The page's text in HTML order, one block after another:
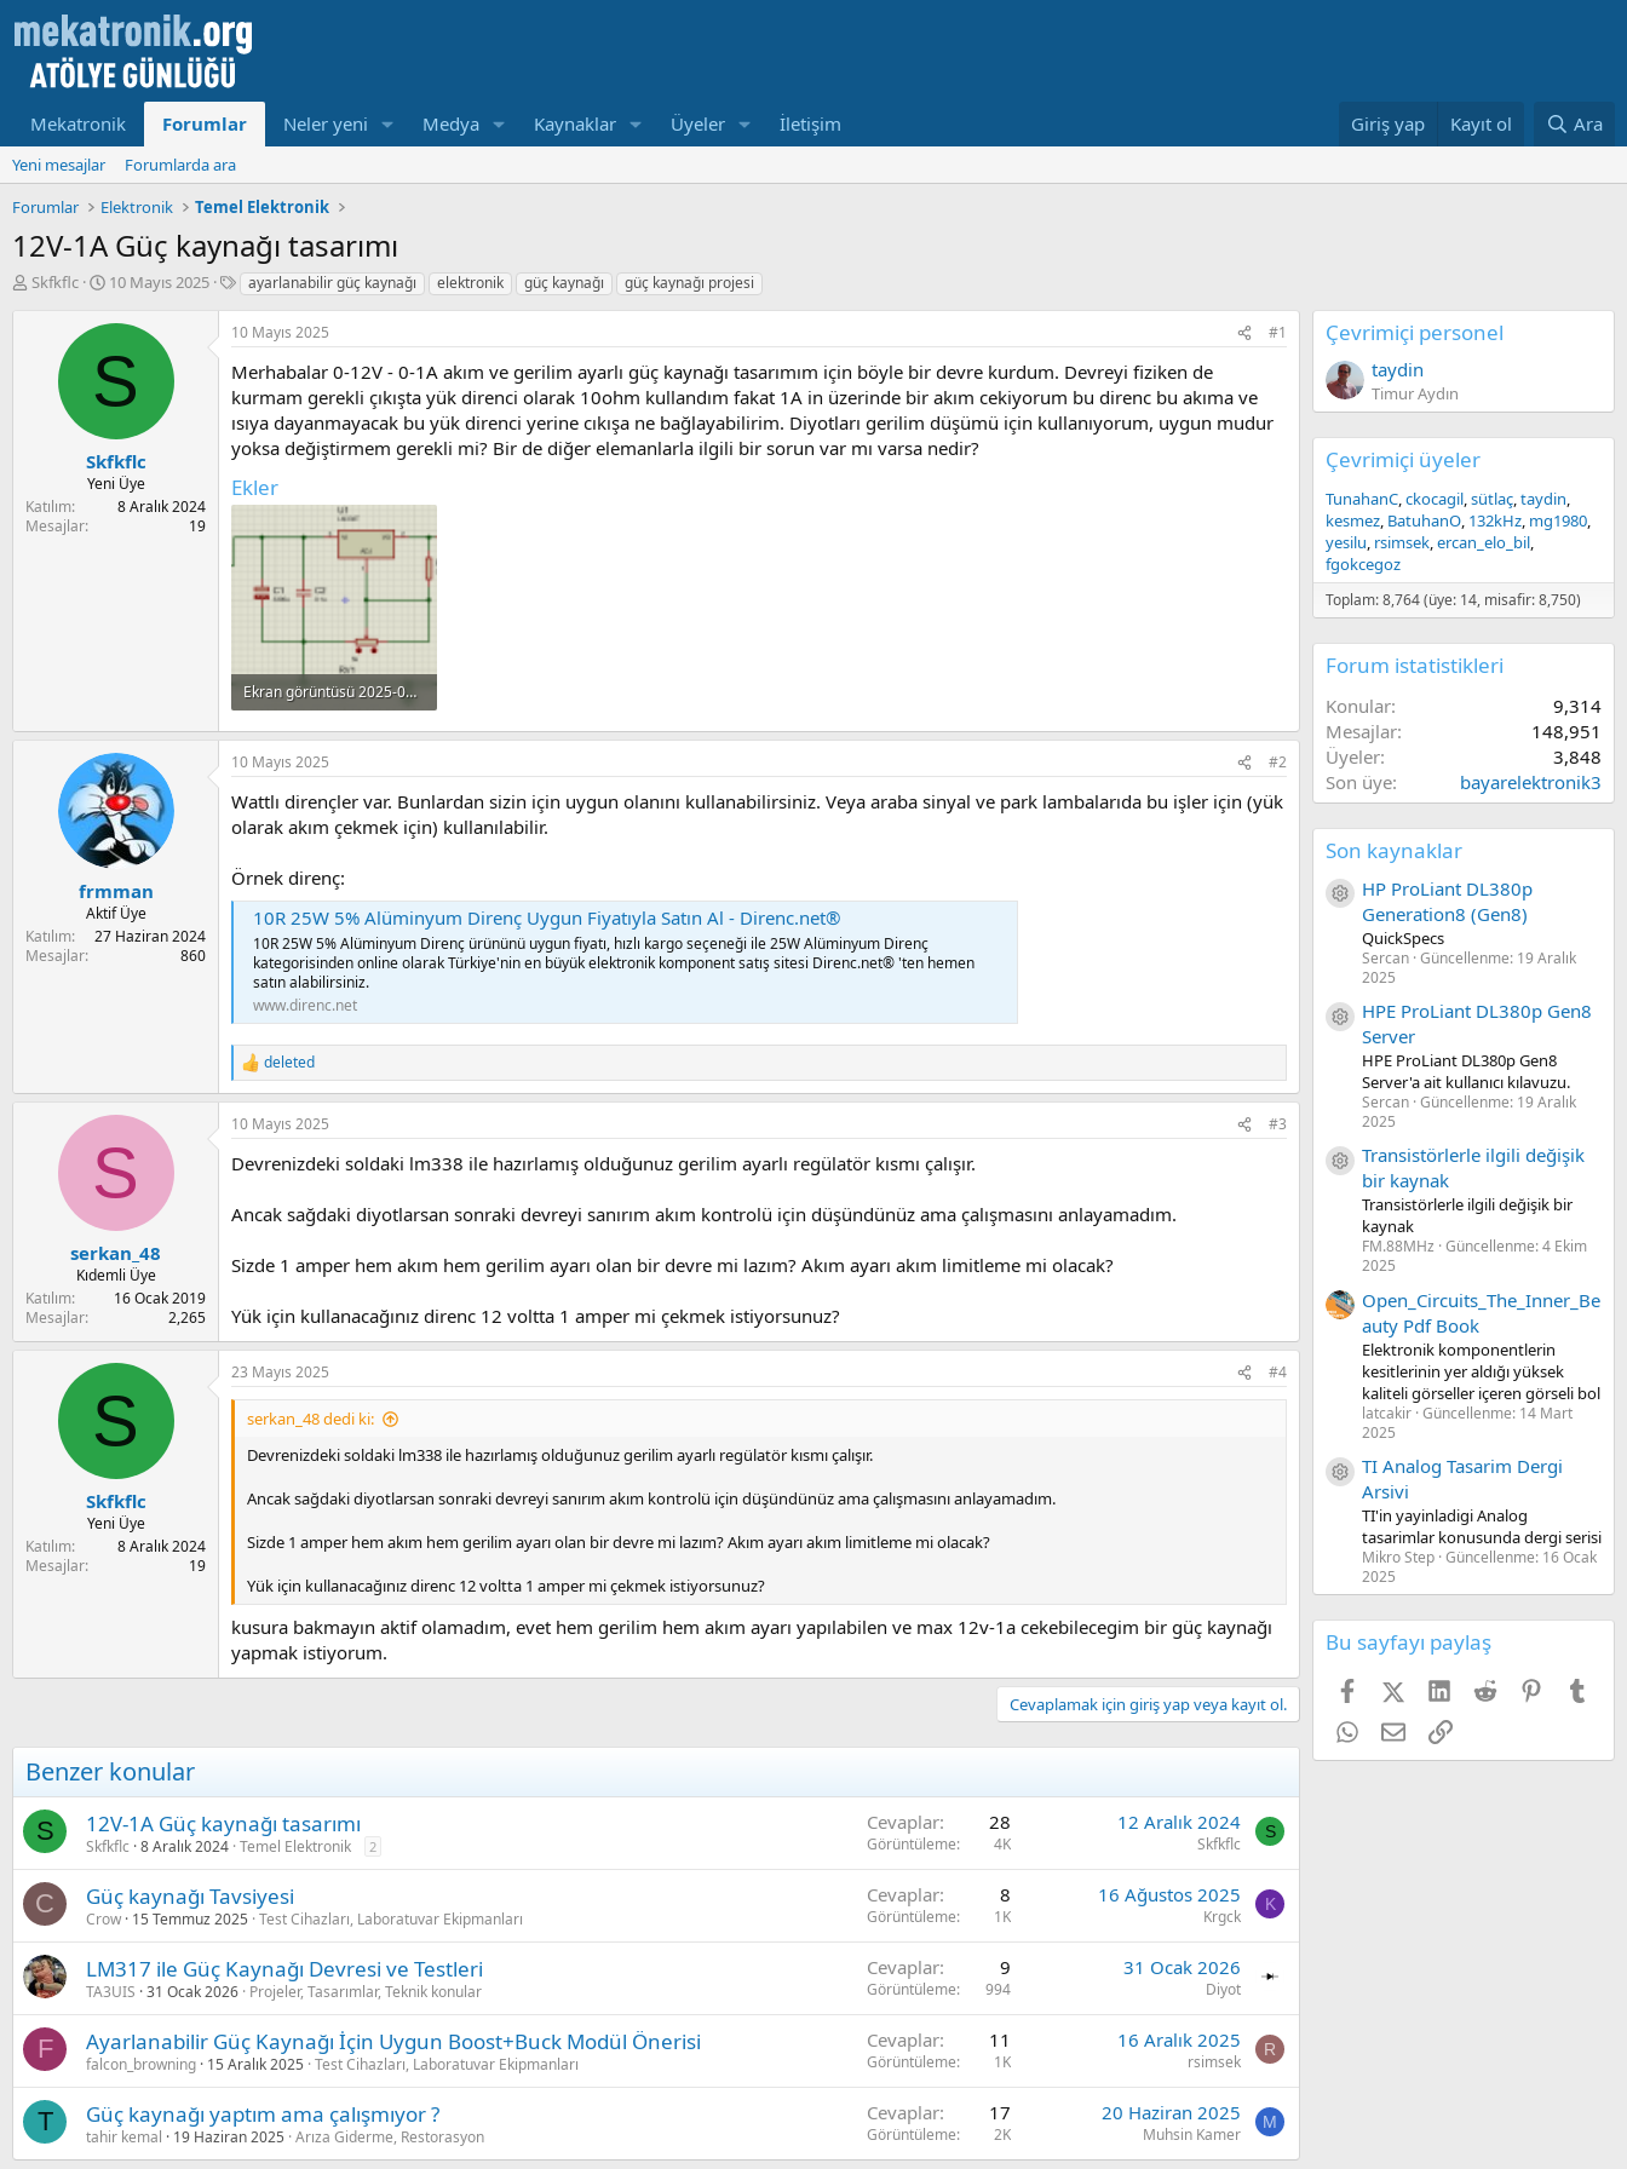
Mekatronik Forumlar Neler yeni Medya Kaynaklar Üyeler İletişim Giriş yap Kayıt ol Ara
Yeni mesajlar
Forumlarda ara
Forumlar
Elektronik Temel Elektronik
12V-1A Güç kaynağı tasarımı
K
a
t
Skfkflc
B
ş
a
m
a
t
a
r
10 Mayıs 2025
E
i
k
e
t
l
e
r
ayarlanabilir güç kaynağı elektronik güç kaynağı güç kaynağı projesi
S
Skfkflc
Yeni Üye
Katılım
8 Aralık 2024
Mesajlar
19
10 Mayıs 2025 #1
Merhabalar 0-12V - 0-1A akım ve gerilim ayarlı güç kaynağı tasarımım için böyle bir devre kurdum. Devreyi fiziken de
kurmam gerekli çıkışta yük direnci olarak 10ohm kullandım fakat 1A in üzerinde bir akım cekiyorum bu direnc bu akıma ve
ısıya dayanmayacak bu yük direnci yerine cıkışa ne bağlayabilirim. Diyotları gerilim düşümü için kullanıyorum, uygun mudur
yoksa değiştirmem gerekli mi? Bir de diğer elemanlarla ilgili bir sorun var mı varsa nedir?
Ekler
Ekran görüntüsü 2025-05-10 152055.png
44.8 KB · Görüntüleme: 209
frmman
Aktif Üye
Katılım
27 Haziran 2024
Mesajlar
860
10 Mayıs 2025 #2
Wattlı dirençler var. Bunlardan sizin için uygun olanını kullanabilirsiniz. Veya araba sinyal ve park lambalarıda bu işler için (yük
olarak akım çekmek için) kullanılabilir.
Örnek direnç:
10R 25W 5% Alüminyum Direnç Uygun Fiyatıyla Satın Al - Direnc.net®
10R 25W 5% Alüminyum Direnç ürününü uygun fiyatı, hızlı kargo seçeneği ile 25W Alüminyum Direnç
kategorisinden online olarak Türkiye'nin en büyük elektronik komponent satış sitesi Direnc.net® 'ten hemen
satın alabilirsiniz.
www.direnc.net
R
e
a
c
i
s
deleted
S
serkan_48
Kıdemli Üye
Katılım
16 Ocak 2019
Mesajlar
2,265
10 Mayıs 2025 #3
Devrenizdeki soldaki lm338 ile hazırlamış olduğunuz gerilim ayarlı regülatör kısmı çalışır.
Ancak sağdaki diyotlarsan sonraki devreyi sanırım akım kontrolü için düşündünüz ama çalışmasını anlayamadım.
Sizde 1 amper hem akım hem gerilim ayarı olan bir devre mi lazım? Akım ayarı akım limitleme mi olacak?
Yük için kullanacağınız direnc 12 voltta 1 amper mi çekmek istiyorsunuz?
S
Skfkflc
Yeni Üye
Katılım
8 Aralık 2024
Mesajlar
19
23 Mayıs 2025 #4
serkan_48 dedi ki:
Devrenizdeki soldaki lm338 ile hazırlamış olduğunuz gerilim ayarlı regülatör kısmı çalışır.
Ancak sağdaki diyotlarsan sonraki devreyi sanırım akım kontrolü için düşündünüz ama çalışmasını anlayamadım.
Sizde 1 amper hem akım hem gerilim ayarı olan bir devre mi lazım? Akım ayarı akım limitleme mi olacak?
Yük için kullanacağınız direnc 12 voltta 1 amper mi çekmek istiyorsunuz?
kusura bakmayın aktif olamadım, evet hem gerilim hem akım ayarı yapılabilen ve max 12v-1a cekebilecegim bir güç kaynağı
yapmak istiyorum.
Cevaplamak için giriş yap veya kayıt ol.
Benzer konular
S 12V-1A Güç kaynağı tasarımı
Skfkflc 8 Aralık 2024 Temel Elektronik 2
Cevaplar 28
Görüntüleme 4K
12 Aralık 2024
Skfkflc
S
C Güç kaynağı Tavsiyesi
Crow 15 Temmuz 2025 Test Cihazları, Laboratuvar Ekipmanları
Cevaplar 8
Görüntüleme 1K
16 Ağustos 2025
Krgck
K
LM317 ile Güç Kaynağı Devresi ve Testleri
TA3UIS 31 Ocak 2026 Projeler, Tasarımlar, Teknik konular
Cevaplar 9
Görüntüleme 994
31 Ocak 2026
Diyot
F Ayarlanabilir Güç Kaynağı İçin Uygun Boost+Buck Modül Önerisi
falcon_browning 15 Aralık 2025 Test Cihazları, Laboratuvar Ekipmanları
Cevaplar 11
Görüntüleme 1K
16 Aralık 2025
rsimsek
R
T Güç kaynağı yaptım ama çalışmıyor ?
tahir kemal 19 Haziran 2025 Arıza Giderme, Restorasyon
Cevaplar 17
Görüntüleme 2K
20 Haziran 2025
Muhsin Kamer
M
Çevrimiçi personel
taydin
Timur Aydın
Çevrimiçi üyeler
TunahanC ckocagil sütlaç taydin
kesmez BatuhanO 132kHz mg1980
yesilu rsimsek ercan_elo_bil
fgokcegoz
Toplam: 8,764 (üye: 14, misafir: 8,750)
Forum istatistikleri
Konular
9,314
Mesajlar
148,951
Üyeler
3,848
Son üye
bayarelektronik3
Son kaynaklar
Kaynak ikon/amblem
HP ProLiant DL380p
Generation8 (Gen8)
QuickSpecs
Sercan Güncellenme: 19 Aralık
2025
Kaynak ikon/amblem
HPE ProLiant DL380p Gen8
Server
HPE ProLiant DL380p Gen8
Server'a ait kullanıcı kılavuzu.
Sercan Güncellenme: 19 Aralık
2025
Kaynak ikon/amblem
Transistörlerle ilgili değişik
bir kaynak
Transistörlerle ilgili değişik bir
kaynak
FM.88MHz Güncellenme:4 Ekim
2025
Open_Circuits_The_Inner_Be
auty Pdf Book
Elektronik komponentlerin
kesitlerinin yer aldığı yüksek
kaliteli görseller içeren görseli bol
latcakir Güncellenme: 14 Mart
2025
Kaynak ikon/amblem
TI Analog Tasarim Dergi
Arsivi
TI'in yayinladigi Analog
tasarimlar konusunda dergi serisi
Mikro Step Güncellenme: 16 Ocak
2025
Bu sayfayı paylaş
FacebookX (Twitter)
LinkedIn
Reddit Pinterest
WhatsApp
E-postaLink